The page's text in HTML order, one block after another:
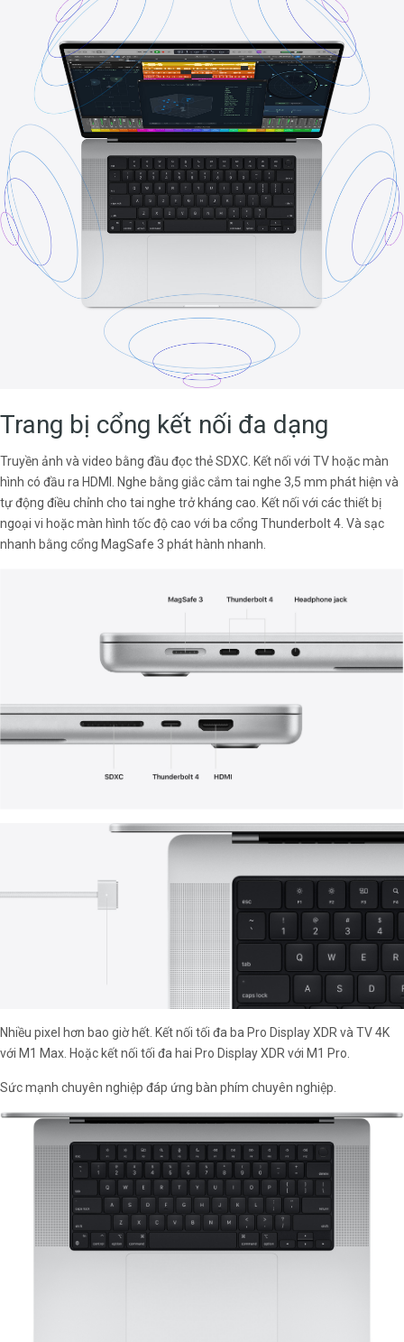
Trang bị cổng kết nối đa dạng
Truyền ảnh và video bằng đầu đọc thẻ SDXC. Kết nối với TV hoặc màn
hình có đầu ra HDMI. Nghe bằng giắc cắm tai nghe 3,5 mm phát hiện và
tự động điều chỉnh cho tai nghe trở kháng cao. Kết nối với các thiết bị
ngoại vi hoặc màn hình tốc độ cao với ba cổng Thunderbolt 4. Và sạc
nhanh bằng cổng MagSafe 3 phát hành nhanh.
Nhiều pixel hơn bao giờ hết. Kết nối tối đa ba Pro Display XDR và TV 4K
với M1 Max. Hoặc kết nối tối đa hai Pro Display XDR với M1 Pro.
Sức mạnh chuyên nghiệp đáp ứng bàn phím chuyên nghiệp.